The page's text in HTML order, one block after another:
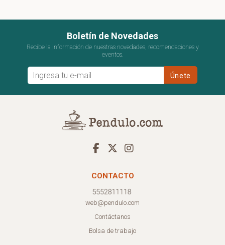
Boletín de Novedades
Recibe la información de nuestras novedades, recomendaciones y
eventos.
CONTACTO
web@pendulo.com
Contáctanos
Bolsa de trabajo